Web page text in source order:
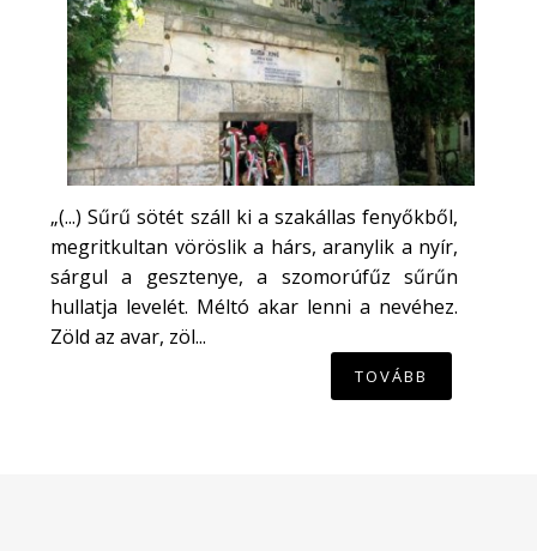
„(...) Sűrű sötét száll ki a szakállas fenyőkből,
megritkultan vöröslik a hárs, aranylik a nyír,
sárgul a gesztenye, a szomorúfűz sűrűn
hullatja levelét. Méltó akar lenni a nevéhez.
Zöld az avar, zöl...
TOVÁBB